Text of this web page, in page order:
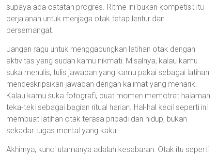
supaya ada catatan progres. Ritme ini bukan kompetisi; itu
perjalanan untuk menjaga otak tetap lentur dan
bersemangat.
Jangan ragu untuk menggabungkan latihan otak dengan
aktivitas yang sudah kamu nikmati. Misalnya, kalau kamu
suka menulis, tulis jawaban yang kamu pakai sebagai latihan
mendeskripsikan jawaban dengan kalimat yang menarik.
Kalau kamu suka fotografi, buat momen memotret halaman
teka-teki sebagai bagian ritual harian. Hal-hal kecil seperti ini
membuat latihan otak terasa pribadi dan hidup, bukan
sekadar tugas mental yang kaku.
Akhirnya, kunci utamanya adalah kesabaran. Otak itu seperti